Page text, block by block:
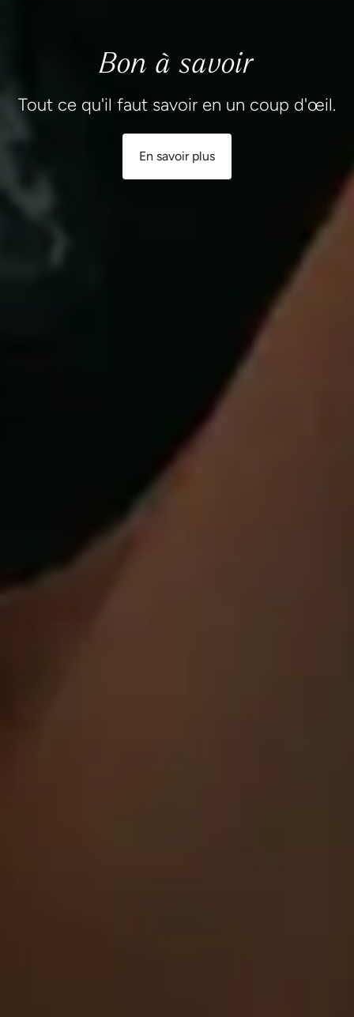
Bon à savoir
Tout ce qu'il faut savoir en un coup d'œil.
En savoir plus